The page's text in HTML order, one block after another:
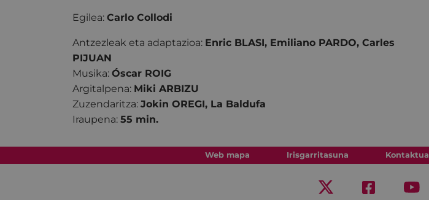
Egilea: Carlo Collodi
Antzezleak eta adaptazioa: Enric BLASI, Emiliano PARDO, Carles
PIJUAN
Musika: Óscar ROIG
Argitalpena: Miki ARBIZU
Zuzendaritza: Jokin OREGI, La Baldufa
Iraupena: 55 min.
Web mapa Irisgarritasuna Kontaktua